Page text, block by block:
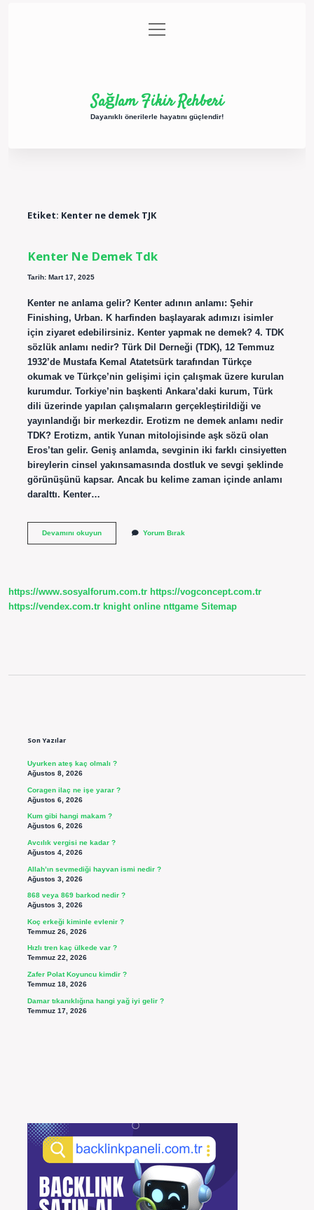
Gizlilik Politikası
menüyü
aç
Sağlam Fikir Rehberi
Dayanıklı önerilerle hayatını güçlendir!
Etiket: Kenter ne demek TJK
Kenter Ne Demek Tdk
Tarih: Mart 17, 2025
Kenter ne anlama gelir? Kenter adının anlamı: Şehir
Finishing, Urban. K harfinden başlayarak adımızı isimler
için ziyaret edebilirsiniz. Kenter yapmak ne demek? 4. TDK
sözlük anlamı nedir? Türk Dil Derneği (TDK), 12 Temmuz
1932’de Mustafa Kemal Atatetsürk tarafından Türkçe
okumak ve Türkçe’nin gelişimi için çalışmak üzere kurulan
kurumdur. Torkiye’nin başkenti Ankara’daki kurum, Türk
dili üzerinde yapılan çalışmaların gerçekleştirildiği ve
yayınlandığı bir merkezdir. Erotizm ne demek anlamı nedir
TDK? Erotizm, antik Yunan mitolojisinde aşk sözü olan
Eros’tan gelir. Geniş anlamda, sevginin iki farklı cinsiyetten
bireylerin cinsel yakınsamasında dostluk ve sevgi şeklinde
görünüşünü kapsar. Ancak bu kelime zaman içinde anlamı
daralttı. Kenter…
Devamını okuyunKenter
Yorum Bırak
https://www.sosyalforum.com.tr https://vogconcept.com.tr
https://vendex.com.tr knight online nttgame Sitemap
Son Yazılar
Uyurken ateş kaç olmalı ?
Ağustos 8, 2026
Coragen ilaç ne işe yarar ?
Ağustos 6, 2026
Kum gibi hangi makam ?
Ağustos 6, 2026
Avcılık vergisi ne kadar ?
Ağustos 4, 2026
Allah’ın sevmediği hayvan ismi nedir ?
Ağustos 3, 2026
868 veya 869 barkod nedir ?
Ağustos 3, 2026
Koç erkeği kiminle evlenir ?
Temmuz 26, 2026
Hızlı tren kaç ülkede var ?
Temmuz 22, 2026
Zafer Polat Koyuncu kimdir ?
Temmuz 18, 2026
Damar tıkanıklığına hangi yağ iyi gelir ?
Temmuz 17, 2026